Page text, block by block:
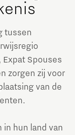
tussen
Expat Spouses
zorgen zij voor
van de
in hun land van